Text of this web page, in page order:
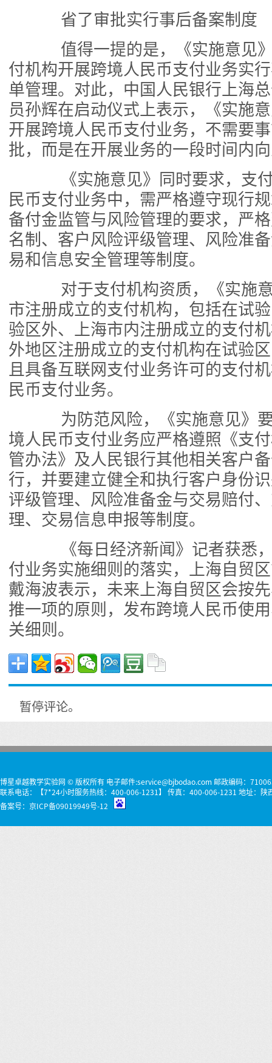
省了审批实行事后备案制度
值得一提的是，《实施意见》
付机构开展跨境人民币支付业务实
单管理。对此，中国人民银行上海
员孙辉在启动仪式上表示，《实施
开展跨境人民币支付业务，不需要
批，而是在开展业务的一段时间内
《实施意见》同时要求，支付
民币支付业务中，需严格遵守现行
备付金监管与风险管理的要求，严
名制、客户风险评级管理、风险准
易和信息安全管理等制度。
对于支付机构资质，《实施意
市注册成立的支付机构，包括在试
验区外、上海市内注册成立的支付
外地区注册成立的支付机构在试验
且具备互联网支付业务许可的支付
民币支付业务。
为防范风险，《实施意见》要
境人民币支付业务应严格遵照《支
管办法》及人民银行其他相关客户
行，并要建立健全和执行客户身份
评级管理、风险准备金与交易赔付
理、交易信息申报等制度。
《每日经济新闻》记者获悉，
付业务实施细则的落实，上海自贸
戴海波表示，未来上海自贸区会按
推一项的原则，发布跨境人民币使
关细则。
暂停评论。
博星卓越教学实验网 © 版权所有 电子邮件:service@bjbodao.com 邮政编码：
联系电话：【7*24小时服务热线：400-006-1231】 传真：400-006-1231 地址：陕
备案号： 京ICP备09019949号-12